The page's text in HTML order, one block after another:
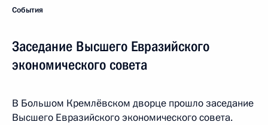
События
Заседание Высшего Евразийского
экономического совета
В Большом Кремлёвском дворце прошло заседание
Высшего Евразийского экономического совета.